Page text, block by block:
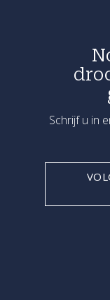
Schrijf u in